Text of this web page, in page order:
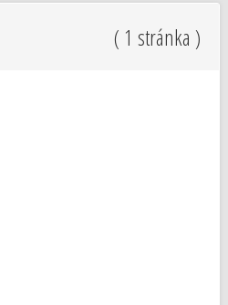
( 1 stránka )